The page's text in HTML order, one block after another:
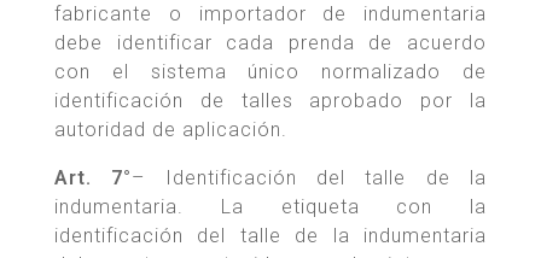
fabricante o importador de indumentaria
debe identificar cada prenda de acuerdo
con el sistema único normalizado de
identificación de talles aprobado por la
autoridad de aplicación.
Art. 7°– Identificación del talle de la
indumentaria. La etiqueta con la
identificación del talle de la indumentaria